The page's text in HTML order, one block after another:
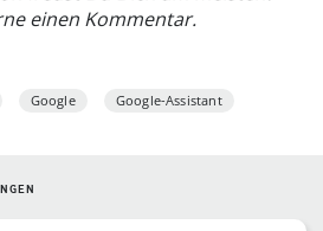
einen Kommentar.
Google Google-Assistant